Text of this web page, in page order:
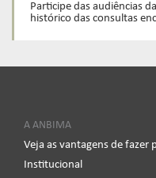
Participe das audiências
histórico das consultas
A ANBIMA
Veja as vantagens de fazer
Institucional